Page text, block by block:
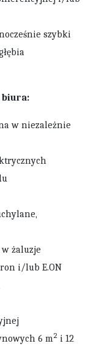
szybki
biura:
w niezależnie
żaluzje
i/lub E.ON
6 m2 i 12